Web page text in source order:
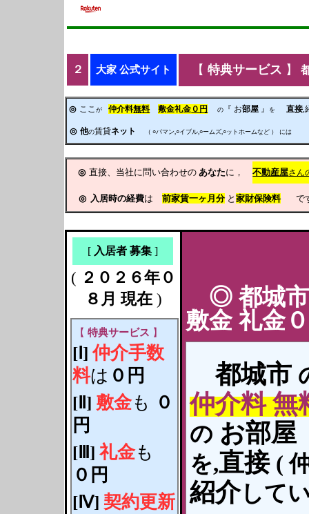
２ 大家 公式サイト 【 特典サービス 】
◎ ここが 仲介料無料 敷金礼金 ０円 の 『 お部屋 』 を 直接,
◎ 他の賃貸ネット （ ○パマン,○イブル,○ームズ,○ットホームなど ） には
◎ 直接、当社に問い合わせのあなたに， 不動産屋さん
◎ 入居時の経費は 前家賃一ヶ月分と 家財保険料 で
[ 入居者 募集 ]
( ２０２６年０
８月 現在 )
【 特典サービス 】
[Ⅰ] 仲介手数
料は ０円
[Ⅱ] 敷金も
０
円
[Ⅲ] 礼金も
０円
[Ⅳ] 契約更新
◎ 都城市
敷金 礼金
都城市
仲介料 無
の お部屋
を,直接 (
紹介して